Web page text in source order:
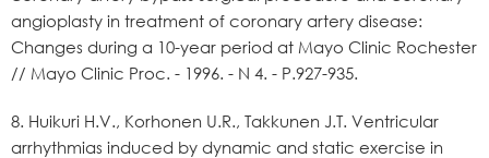
angioplasty in treatment of coronary artery disease:
Changes during a 10-year period at Mayo Clinic Rochester
// Mayo Clinic Proc. - 1996. - N 4. - P.927-935.
8. Huikuri H.V., Korhonen U.R., Takkunen J.T. Ventricular
arrhythmias induced by dynamic and static exercise in